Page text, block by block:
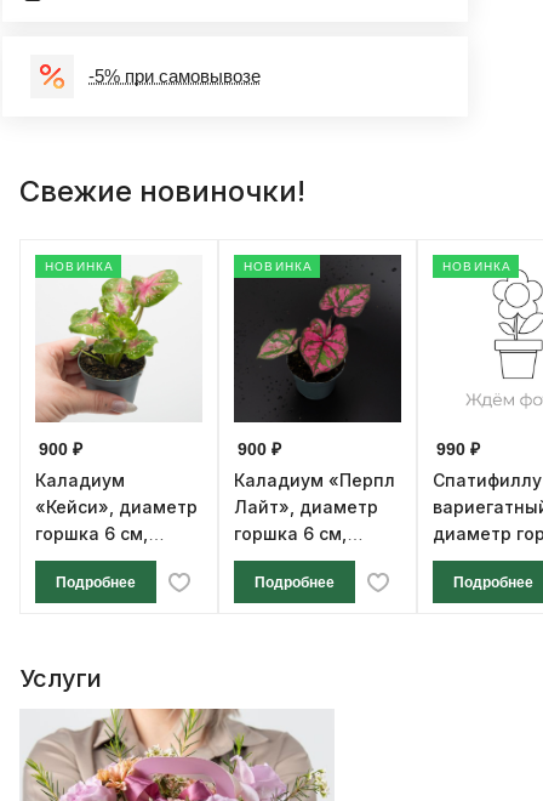
-5% при самовывозе
Свежие новиночки!
НОВИНКА
900 ₽
Каладиум
«Кейси», диаметр
горшка 6 см,
высота 12 см
Подробнее
НОВИНКА
900 ₽
Каладиум «Перпл
Лайт», диаметр
горшка 6 см,
высота 12 см
Подробнее
НОВИНКА
990 ₽
диаметр
см, высота
Подробнее
Услуги